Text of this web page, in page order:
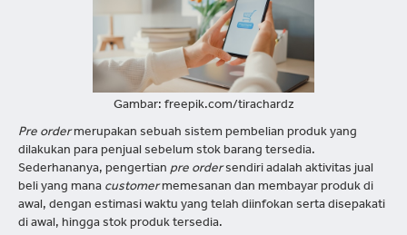
Gambar: freepik.com/tirachardz
Pre ordermerupakan sebuah sistem pembelian produk yang
dilakukan para penjual sebelum stok barang tersedia.
Sederhananya, pengertian pre ordersendiri adalah aktivitas jual
beli yang mana customermemesanan dan membayar produk di
awal, dengan estimasi waktu yang telah diinfokan serta disepakati
di awal, hingga stok produk tersedia.